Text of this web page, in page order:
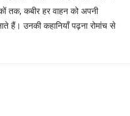
तक, कबीर हर वाहन को अपनी
हैं। उनकी कहानियाँ पढ़ना रोमांच से